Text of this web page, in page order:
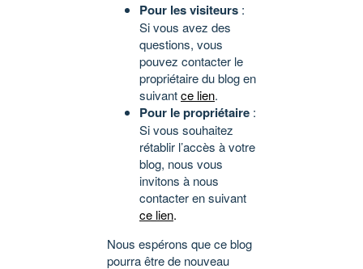
Pour les visiteurs :
Si vous avez des
questions, vous
pouvez contacter le
propriétaire du blog en
suivantce lien.
Pour le propriétaire :
Si vous souhaitez
rétablir l’accès à votre
blog, nous vous
invitons à nous
contacter en suivant
ce lien.
Nous espérons que ce blog
pourra être de nouveau